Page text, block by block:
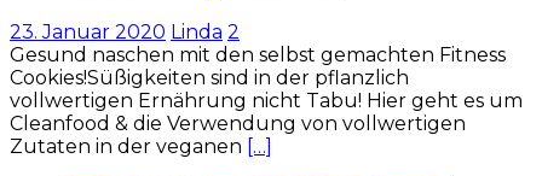
23. Januar 2020 Linda 2
Gesund naschen mit den selbst gemachten Fitness
Cookies!Süßigkeiten sind in der pflanzlich
vollwertigen Ernährung nicht Tabu! Hier geht es um
Cleanfood & die Verwendung von vollwertigen
Zutaten in der veganen […]